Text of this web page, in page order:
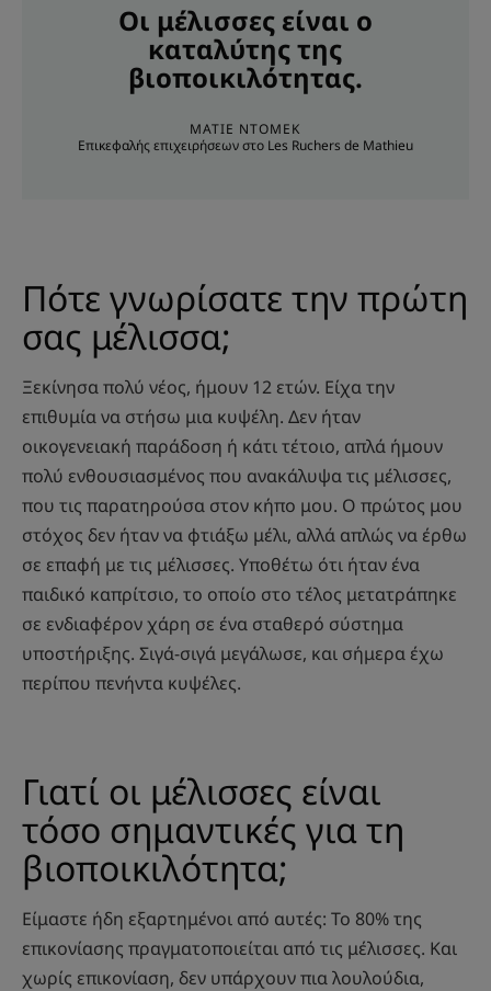
Οι μέλισσες είναι ο
καταλύτης της
βιοποικιλότητας.
ΜΑΤΙΈ ΝΤΟΜΈΚ
Επικεφαλής επιχειρήσεων στο Les Ruchers de Mathieu
Πότε γνωρίσατε την πρώτη
σας μέλισσα;
Ξεκίνησα πολύ νέος, ήμουν 12 ετών. Είχα την
επιθυμία να στήσω μια κυψέλη. Δεν ήταν
οικογενειακή παράδοση ή κάτι τέτοιο, απλά ήμουν
πολύ ενθουσιασμένος που ανακάλυψα τις μέλισσες,
που τις παρατηρούσα στον κήπο μου. Ο πρώτος μου
στόχος δεν ήταν να φτιάξω μέλι, αλλά απλώς να έρθω
σε επαφή με τις μέλισσες. Υποθέτω ότι ήταν ένα
παιδικό καπρίτσιο, το οποίο στο τέλος μετατράπηκε
σε ενδιαφέρον χάρη σε ένα σταθερό σύστημα
υποστήριξης. Σιγά-σιγά μεγάλωσε, και σήμερα έχω
περίπου πενήντα κυψέλες.
Γιατί οι μέλισσες είναι
τόσο σημαντικές για τη
βιοποικιλότητα;
Είμαστε ήδη εξαρτημένοι από αυτές: Το 80% της
επικονίασης πραγματοποιείται από τις μέλισσες. Και
χωρίς επικονίαση, δεν υπάρχουν πια λουλούδια,